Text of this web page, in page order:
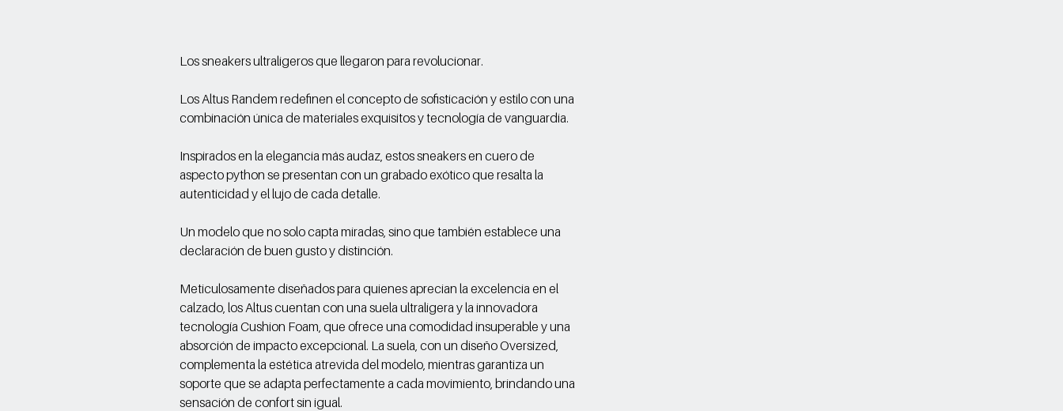
Los sneakers ultraligeros que llegaron para revolucionar.
Los Altus Randem redefinen el concepto de sofisticación y estilo con una
combinación única de materiales exquisitos y tecnología de vanguardia.
Inspirados en la elegancia más audaz, estos sneakers en cuero de
aspecto python se presentan con un grabado exótico que resalta la
autenticidad y el lujo de cada detalle.
Un modelo que no solo capta miradas, sino que también establece una
declaración de buen gusto y distinción.
Meticulosamente diseñados para quienes aprecian la excelencia en el
calzado, los Altus cuentan con una suela ultraligera y la innovadora
tecnología Cushion Foam, que ofrece una comodidad insuperable y una
absorción de impacto excepcional. La suela, con un diseño Oversized,
complementa la estética atrevida del modelo, mientras garantiza un
soporte que se adapta perfectamente a cada movimiento, brindando una
sensación de confort sin igual.